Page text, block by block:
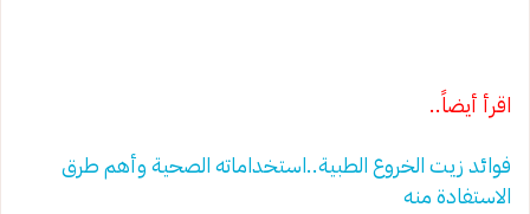
اقرأ أيضاً..
فوائد زيت الخروع الطبية..استخداماته الصحية وأهم طرق
الاستفادة منه